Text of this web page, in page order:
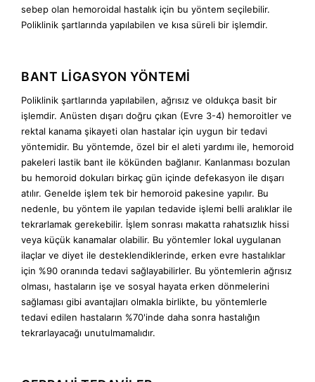
sebep olan hemoroidal hastalık için bu yöntem seçilebilir.
Poliklinik şartlarında yapılabilen ve kısa süreli bir işlemdir.
BANT LİGASYON YÖNTEMİ
Poliklinik şartlarında yapılabilen, ağrısız ve oldukça basit bir
işlemdir. Anüsten dışarı doğru çıkan (Evre 3-4) hemoroitler ve
rektal kanama şikayeti olan hastalar için uygun bir tedavi
yöntemidir. Bu yöntemde, özel bir el aleti yardımı ile, hemoroid
pakeleri lastik bant ile kökünden bağlanır. Kanlanması bozulan
bu hemoroid dokuları birkaç gün içinde defekasyon ile dışarı
atılır. Genelde işlem tek bir hemoroid pakesine yapılır. Bu
nedenle, bu yöntem ile yapılan tedavide işlemi belli aralıklar ile
tekrarlamak gerekebilir. İşlem sonrası makatta rahatsızlık hissi
veya küçük kanamalar olabilir. Bu yöntemler lokal uygulanan
ilaçlar ve diyet ile desteklendiklerinde, erken evre hastalıklar
için %90 oranında tedavi sağlayabilirler. Bu yöntemlerin ağrısız
olması, hastaların işe ve sosyal hayata erken dönmelerini
sağlaması gibi avantajları olmakla birlikte, bu yöntemlerle
tedavi edilen hastaların %70'inde daha sonra hastalığın
tekrarlayacağı unutulmamalıdır.